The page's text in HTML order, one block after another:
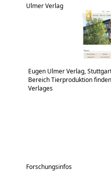
Ulmer Verlag
Eugen Ulmer Verlag,
Bereich Tierproduktion
Verlages
Forschungsinfos